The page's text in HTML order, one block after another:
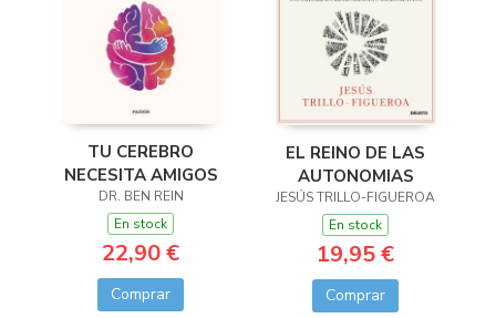
TU CEREBRO
NECESITA AMIGOS
DR. BEN REIN
En stock
22,90 €
Comprar
EL REINO DE LAS
AUTONOMIAS
JESÚS TRILLO-FIGUEROA
En stock
19,95 €
Comprar